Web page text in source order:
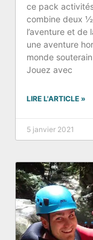
ce pack
combine deux ½
l’aventure et de
une aventure
monde
Jouez avec
LIRE L'ARTICLE »
5 janvier 2021